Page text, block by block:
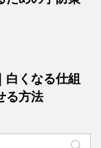
白くなる仕組
る方法